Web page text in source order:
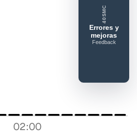
02:00
40SMC
Errores y
mejoras
Feedback